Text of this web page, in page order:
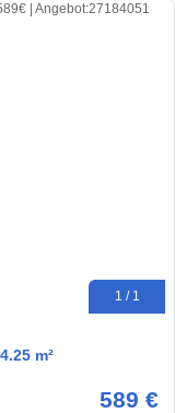
1 / 1
m²
589 €